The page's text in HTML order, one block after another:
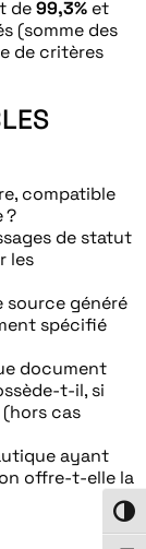
de99,3% et
(somme des
de critères
compatible
?
de statut
les
source généré
spécifié
document
t-il, si
cas
ayant
offre-t-elle la